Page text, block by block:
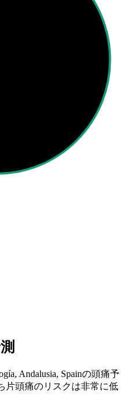
Andalusia, Spainの頭痛予
片頭痛のリスクは非常に低